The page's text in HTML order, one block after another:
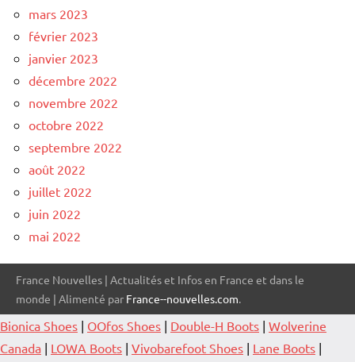
mars 2023
février 2023
janvier 2023
décembre 2022
novembre 2022
octobre 2022
septembre 2022
août 2022
juillet 2022
juin 2022
mai 2022
France Nouvelles | Actualités et Infos en France et dans le
monde | Alimenté par France--nouvelles.com.
Bionica Shoes | OOfos Shoes | Double-H Boots | Wolverine
Canada | LOWA Boots | Vivobarefoot Shoes | Lane Boots |